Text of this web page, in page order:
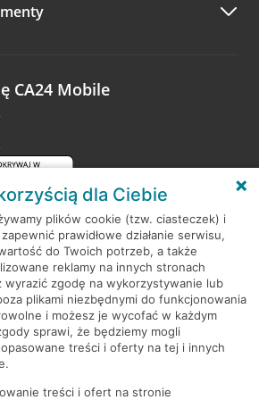
się z nami opinią o wizycie.
CA24 Mobile
dla Ciebie
plików cookie (tzw. ciasteczek) i
prawidłowe działanie serwisu,
do Twoich potrzeb, a także
reklamy na innych stronach
zgodę na wykorzystywanie lub
plikami niezbędnymi do funkcjonowania
i możesz je wycofać w każdym
sprawi, że będziemy mogli
treści i oferty na tej i innych
treści i ofert na stronie